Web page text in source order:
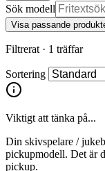
Sök modell
Visa passande
Filtrerat · 1 träffar
Sortering
Viktigt att tänka på...
Din skivspelare /
pickupmodell. Det är
pickup.